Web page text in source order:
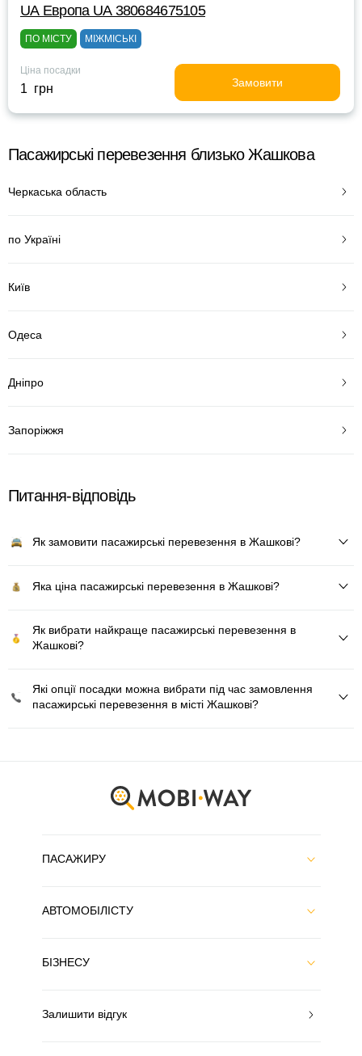
UА Европа UА 380684675105
ПО МІСТУ МІЖМІСЬКІ
Ціна посадки
1 грн Замовити
Пасажирські перевезення близько Жашкова
Черкаська область
по Україні
Київ
Одеса
Дніпро
Запоріжжя
Питання-відповідь
Як замовити пасажирські перевезення в Жашкові?
Яка ціна пасажирські перевезення в Жашкові?
Як вибрати найкраще пасажирські перевезення в
Жашкові?
Які опції посадки можна вибрати під час замовлення
пасажирські перевезення в місті Жашкові?
ПАСАЖИРУ
АВТОМОБІЛІСТУ
БІЗНЕСУ
Залишити відгук